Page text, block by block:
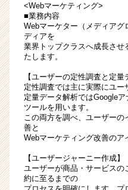
<Webマーケティング>
■業務内容
Webマーケター（メディアグ
ディアを
業界トップクラスへ成長さ
たします。
【ユーザーの定性調査と定量
定性調査では主に実際にユー
定量データ解析ではGoogle
ツールを用います。
この両方を調べ、ユーザー
善と
Webマーケティング改善のア
【ユーザージャーニー作成】
ユーザーが商品・サービス
約に至るまでの